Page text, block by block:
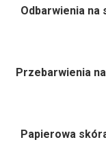
Odbarwienia
Przebarwienia
Papierowa